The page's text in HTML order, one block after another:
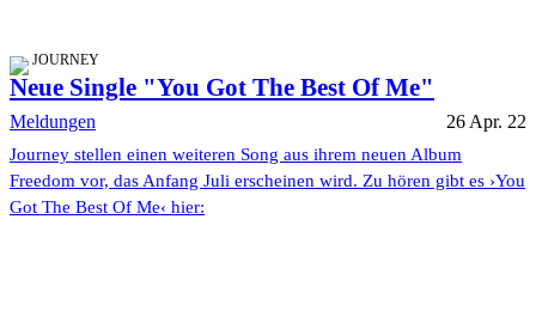
JOURNEY
Neue Single "You Got The Best Of Me"
Meldungen 26 Apr. 22
Journey stellen einen weiteren Song aus ihrem neuen Album
Freedom vor, das Anfang Juli erscheinen wird. Zu hören gibt es ›You
Got The Best Of Me‹ hier: